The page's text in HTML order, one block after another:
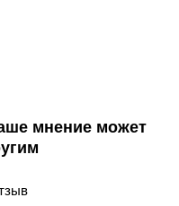
мнение может